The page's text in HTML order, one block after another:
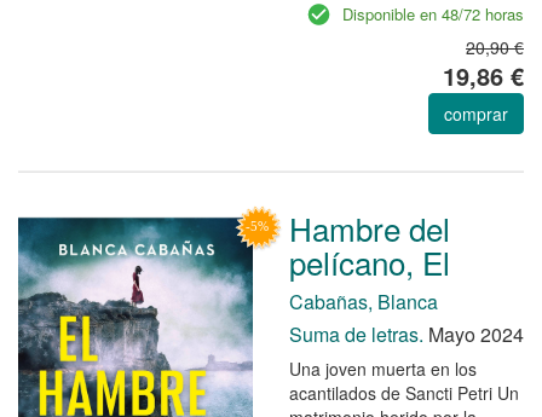
Disponible en 48/72 horas
20,90 €
19,86 €
comprar
Hambre del
pelícano, El
Cabañas, Blanca
Suma de letras. Mayo 2024
Una joven muerta en los
acantilados de Sancti Petri Un